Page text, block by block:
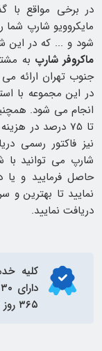
در برخی مواقع با
مایکروویو شارپ شما
شود و ... که در این
ماکروفر شارپ به
جنوب تهران ارائه
انجام می شود.
تا 75 درصد در
نیز فاکتور رسمی
شارپ می توانید با
حاصل فرمایید و
نمایید تا بهترین و
دریافت نمایید.
کلیه
۳۶۵ روز نیز وجود دارد.